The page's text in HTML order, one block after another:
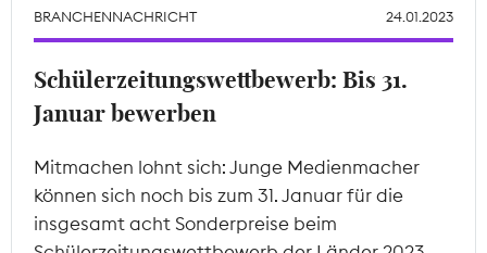
BRANCHENNACHRICHT 24.01.2023
Schülerzeitungswettbewerb: Bis 31.
Januar bewerben
Mitmachen lohnt sich: Junge Medienmacher
können sich noch bis zum 31. Januar für die
insgesamt acht Sonderpreise beim